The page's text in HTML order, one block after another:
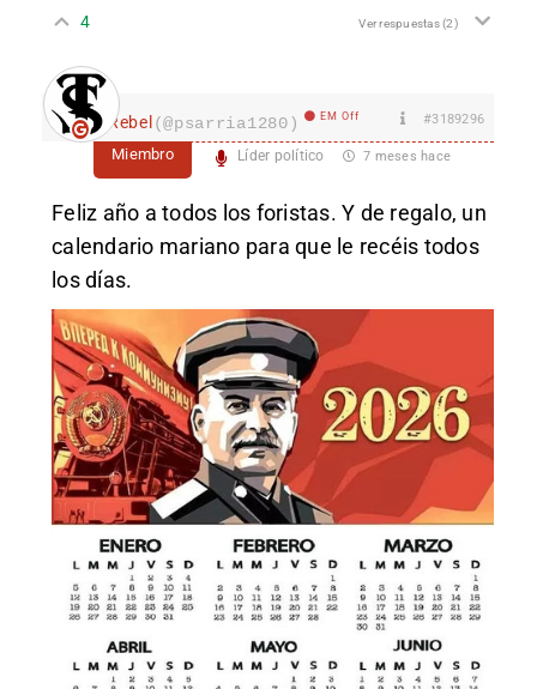
4 Ver respuestas(2)
Rebel(@psarria1280) EM Off #3189296
Miembro Líder político 7 meses hace
Feliz año a todos los foristas. Y de regalo, un
calendario mariano para que le recéis todos
los días.